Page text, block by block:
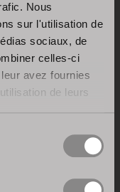
Nous
sur l'utilisation de
sociaux, de
celles-ci
avez fournies
de leurs
termes
parcours
Stosa Cucine
une
rapport à